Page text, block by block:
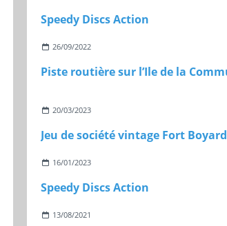
Speedy Discs Action
26/09/2022
20/03/2023
Jeu de société vintage Fort Boyard
16/01/2023
Speedy Discs Action
13/08/2021